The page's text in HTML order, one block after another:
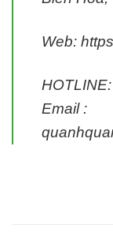
Web:
Email :